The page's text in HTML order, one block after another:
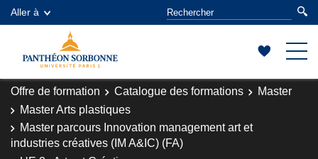
Aller à
Offre de formation Catalogue des formations
Master
Master Arts plastiques
Master parcours Innovation management art et
industries créatives (IM A&IC) (FA)